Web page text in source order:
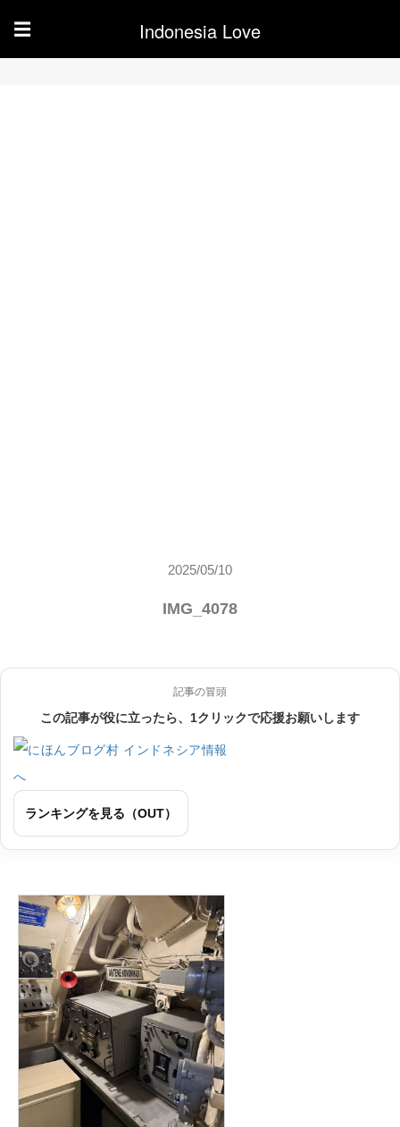
☰ Indonesia Love
2025/05/10
IMG_4078
記事の冒頭
この記事が役に立ったら、1クリックで応援お願いします
ランキングを見る（OUT）